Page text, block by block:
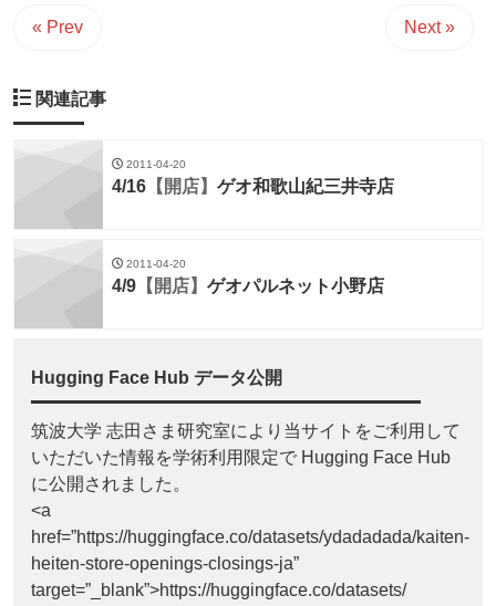
« Prev Next »
関連記事
2011-04-20
4/16 【開店】 ゲオ和歌山紀三井寺店
2011-04-20
4/9 【開店】 ゲオパルネット小野店
Hugging Face Hub データ公開
筑波大学 志田さま研究室により当サイトをご利用して
いただいた情報を学術利用限定で Hugging Face Hub
に公開されました。
<a
href=”https://huggingface.co/datasets/ydadadada/kaiten-
heiten-store-openings-closings-ja”
target=”_blank”>https://huggingface.co/datasets/